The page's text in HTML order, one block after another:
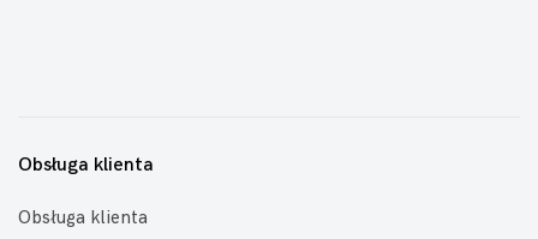
Obsługa klienta
Obsługa klienta